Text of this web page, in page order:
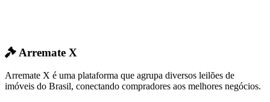
Arremate X
Arremate X é uma plataforma que agrupa diversos leilões de
imóveis do Brasil, conectando compradores aos melhores negócios.